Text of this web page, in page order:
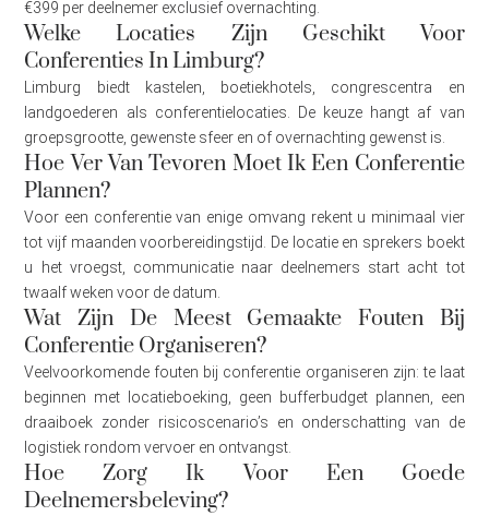
€399 per deelnemer exclusief overnachting.
Welke Locaties Zijn Geschikt Voor
Conferenties In Limburg?
Limburg biedt kastelen, boetiekhotels, congrescentra en
landgoederen als conferentielocaties. De keuze hangt af van
groepsgrootte, gewenste sfeer en of overnachting gewenst is.
Hoe Ver Van Tevoren Moet Ik Een Conferentie
Plannen?
Voor een conferentie van enige omvang rekent u minimaal vier
tot vijf maanden voorbereidingstijd. De locatie en sprekers boekt
u het vroegst, communicatie naar deelnemers start acht tot
twaalf weken voor de datum.
Wat Zijn De Meest Gemaakte Fouten Bij
Conferentie Organiseren?
Veelvoorkomende fouten bij conferentie organiseren zijn: te laat
beginnen met locatieboeking, geen bufferbudget plannen, een
draaiboek zonder risicoscenario’s en onderschatting van de
logistiek rondom vervoer en ontvangst.
Hoe Zorg Ik Voor Een Goede
Deelnemersbeleving?